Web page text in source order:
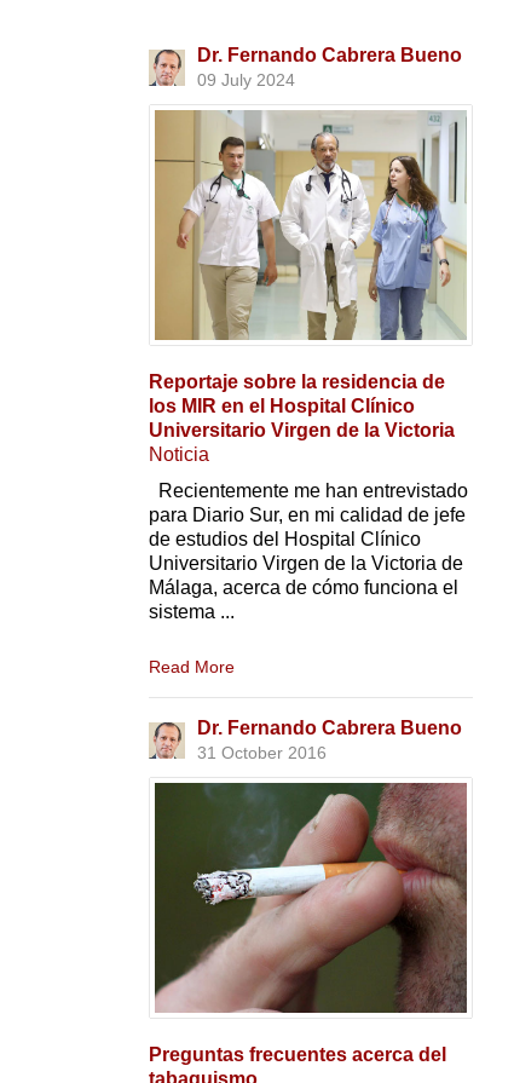
Dr. Fernando Cabrera Bueno
09 July 2024
Reportaje sobre la residencia de
los MIR en el Hospital Clínico
Universitario Virgen de la Victoria
Noticia
Recientemente me han entrevistado
para Diario Sur, en mi calidad de jefe
de estudios del Hospital Clínico
Universitario Virgen de la Victoria de
Málaga, acerca de cómo funciona el
sistema ...
Read More
Dr. Fernando Cabrera Bueno
31 October 2016
Preguntas frecuentes acerca del
tabaquismo